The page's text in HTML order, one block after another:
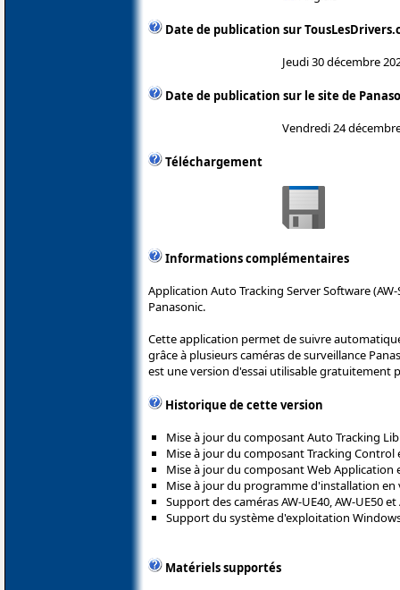
Date de publication sur
Jeudi 30 décembre
Date de publication sur le site de
Vendredi 24
Téléchargement
Informations complémentaires
Application Auto Tracking Server Software
Panasonic.
Cette application permet de suivre
grâce à plusieurs caméras de surveillance
est une version d'essai utilisable gratuitement
Historique de cette version
Mise à jour du composant Auto Tracking
Mise à jour du composant Tracking Control
Mise à jour du composant Web Application
Mise à jour du programme d'installation en
Support des caméras AW-UE40, AW-UE50 et
Support du système d'exploitation
Matériels supportés